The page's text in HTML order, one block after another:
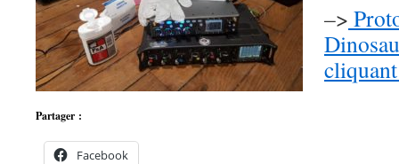
–>
Partager :
Facebook